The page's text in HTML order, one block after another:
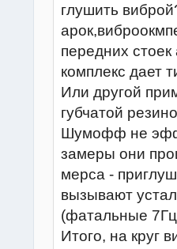
глушить
передних
комплекс дает
Или другой
губчатой
Шумофф не
замеры они
мерса -
вызывают
(фатальные
Итого, на круг